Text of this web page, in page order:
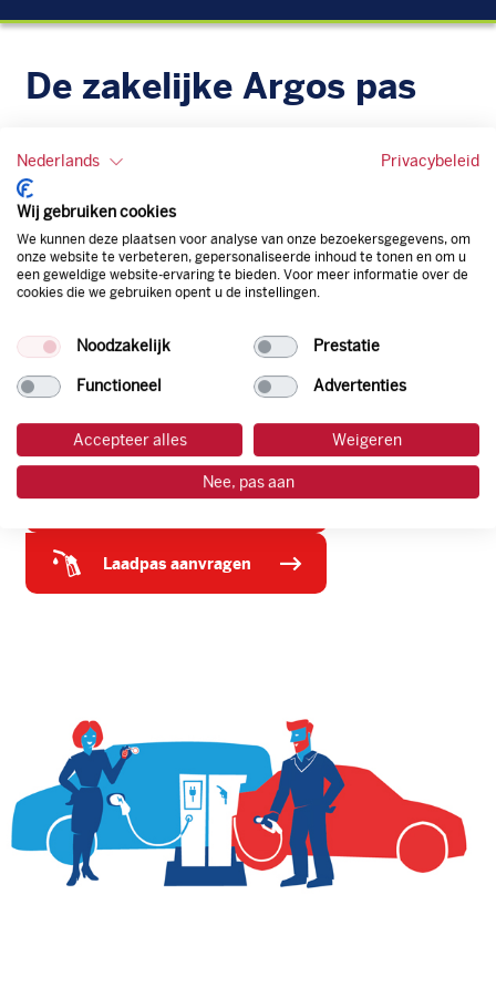
De zakelijke Argos pas
Argos. Geen administratieve rompslomp dankzij ons
digitale facturatiesysteem dat automatisch alles bijhoudt.
Zo bespaar je dus tijd, geld en energie.
Onze tankpas is super flexibel, zo geniet je van het gemak
van een flexibele limiet, zit je niet vast aan een contract en
brandstof mee betaalt kunnen worden.
Bovendien profiteer je altijd van een gegarandeerde
korting. Mocht de pompprijs toch lager zijn dan betaal je
van de laagste prijs.
tankpas aanvragen
laadpas aanvragen
Nederlands Privacybeleid
Wij gebruiken cookies
We kunnen deze plaatsen voor analyse van onze bezoekersgegevens, om
onze website te verbeteren, gepersonaliseerde inhoud te tonen en om u
een geweldige website-ervaring te bieden. Voor meer informatie over de
cookies die we gebruiken opent u de instellingen.
Noodzakelijk Prestatie
Functioneel Advertenties
Accepteer alles Weigeren
Nee, pas aan